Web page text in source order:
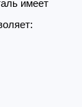
имеет